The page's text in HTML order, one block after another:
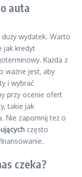
auta
wydatek. Warto
jak kredyt
Każda z
ważne jest, aby
i wybrać
przy ocenie ofert
takie jak
Nie zapomnij też o
często
czeka?